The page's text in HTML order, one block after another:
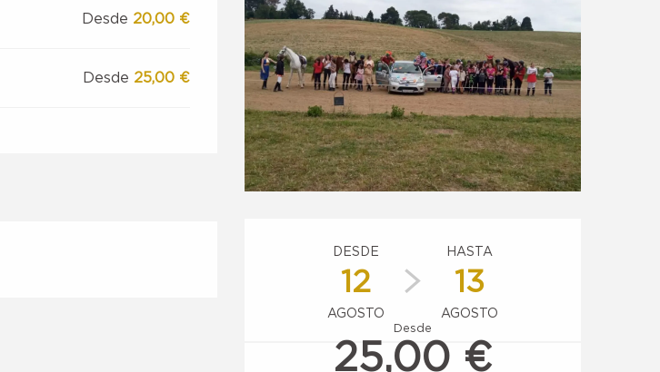
Horarios y datos de
DESDE
12
AGOSTO
HASTA
13
AGOSTO
Desde
25,00 €
Desde 20,00 €
Desde 25,00 €